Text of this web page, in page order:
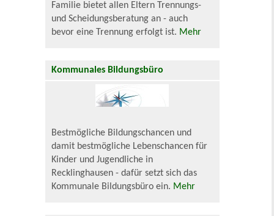
Familie bietet allen Eltern Trennungs-
und Scheidungsberatung an - auch
bevor eine Trennung erfolgt ist. Mehr
Kommunales Bildungsbüro
Bestmögliche Bildungschancen und
damit bestmögliche Lebenschancen für
Kinder und Jugendliche in
Recklinghausen - dafür setzt sich das
Kommunale Bildungsbüro ein. Mehr